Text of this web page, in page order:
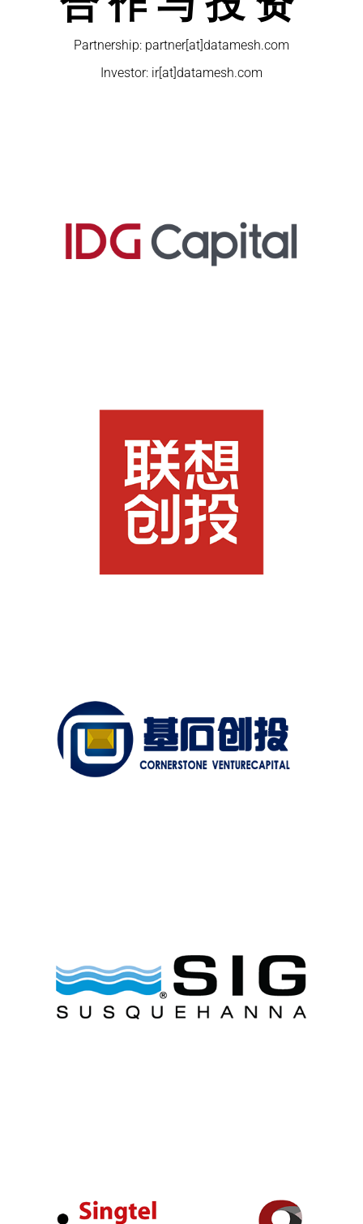
Partnership: partner[at]datamesh.com
Investor: ir[at]datamesh.com